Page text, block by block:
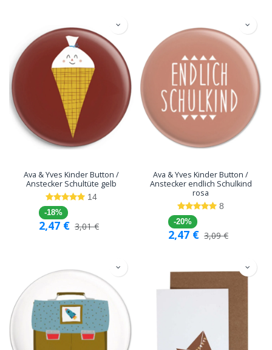
Ava & Yves Kinder Button /
Anstecker Schultüte gelb
14
-18%
2,47 € 3,01€
Ava & Yves Kinder Button /
Anstecker endlich Schulkind
rosa
8
-20%
2,47 € 3,09€